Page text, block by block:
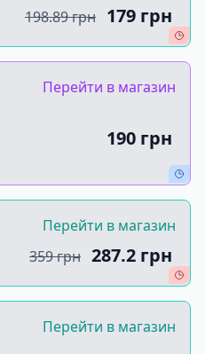
198.89 грн 179 грн
Перейти в магазин
190 грн
Перейти в магазин
359 грн 287.2 грн
Перейти в магазин